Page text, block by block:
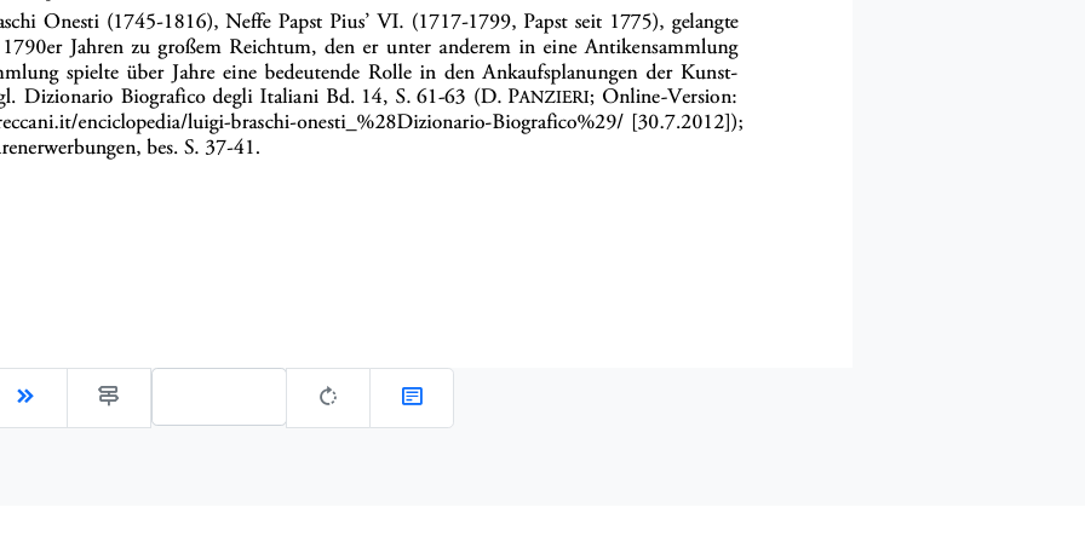
Gehe zu Seite: